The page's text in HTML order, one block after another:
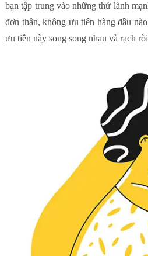
bạn tập trung vào những thứ lành
đơn thân, không ưu tiên hàng đầu
ưu tiên này song song nhau và rạch